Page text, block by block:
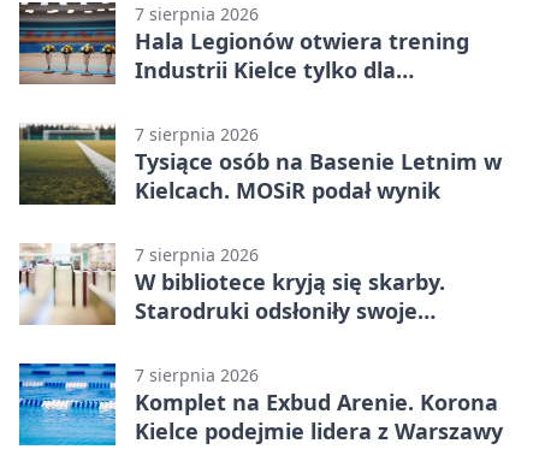
7 sierpnia 2026
Hala Legionów otwiera trening
Industrii Kielce tylko dla
7 sierpnia 2026
Tysiące osób na Basenie Letnim w
Kielcach. MOSiR podał wynik
7 sierpnia 2026
W bibliotece kryją się skarby.
Starodruki odsłoniły swoje
7 sierpnia 2026
Komplet na Exbud Arenie. Korona
Kielce podejmie lidera z Warszawy